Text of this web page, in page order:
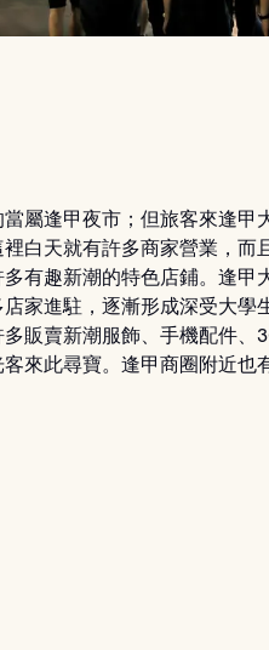
屬逢甲夜市；但旅客來逢甲
白天就有許多商家營業，而
有趣新潮的特色店鋪。逢甲
家進駐，逐漸形成深受大學
販賣新潮服飾、手機配件、
來此尋寶。逢甲商圈附近也